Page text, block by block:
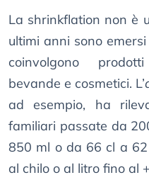
La shrinkflation non è
ultimi anni sono
coinvolgono
bevande e cosmetici. L’
ad esempio, ha
familiari passate da
850 ml o da 66 cl a
al chilo o al litro fino al